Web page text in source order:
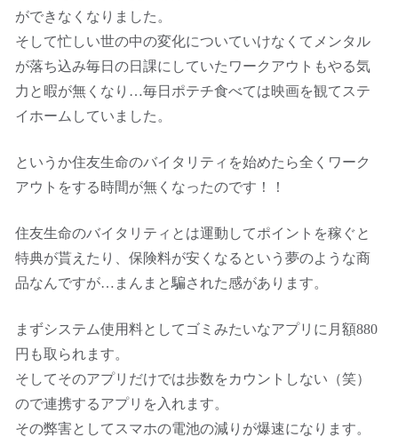
ができなくなりました。
そして忙しい世の中の変化についていけなくてメンタル
が落ち込み毎日の日課にしていたワークアウトもやる気
力と暇が無くなり…毎日ポテチ食べては映画を観てステ
イホームしていました。
というか住友生命のバイタリティを始めたら全くワーク
アウトをする時間が無くなったのです！！
住友生命のバイタリティとは運動してポイントを稼ぐと
特典が貰えたり、保険料が安くなるという夢のような商
品なんですが…まんまと騙された感があります。
まずシステム使用料としてゴミみたいなアプリに月額880
円も取られます。
そしてそのアプリだけでは歩数をカウントしない（笑）
ので連携するアプリを入れます。
その弊害としてスマホの電池の減りが爆速になります。